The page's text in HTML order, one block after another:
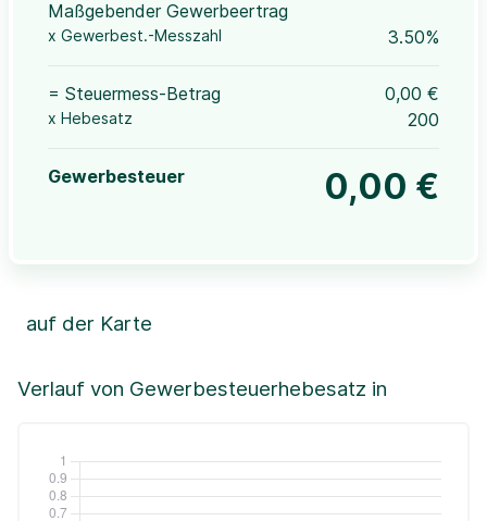
Maßgebender Gewerbeertrag
x Gewerbest.-Messzahl 3.50%
= Steuermess-Betrag 0,00 €
x Hebesatz 200
Gewerbesteuer 0,00 €
Verlauf von Gewerbesteuerhebesatz in
auf der Karte
+
Leaflet|©OpenStreetMap, ©CartoDB,